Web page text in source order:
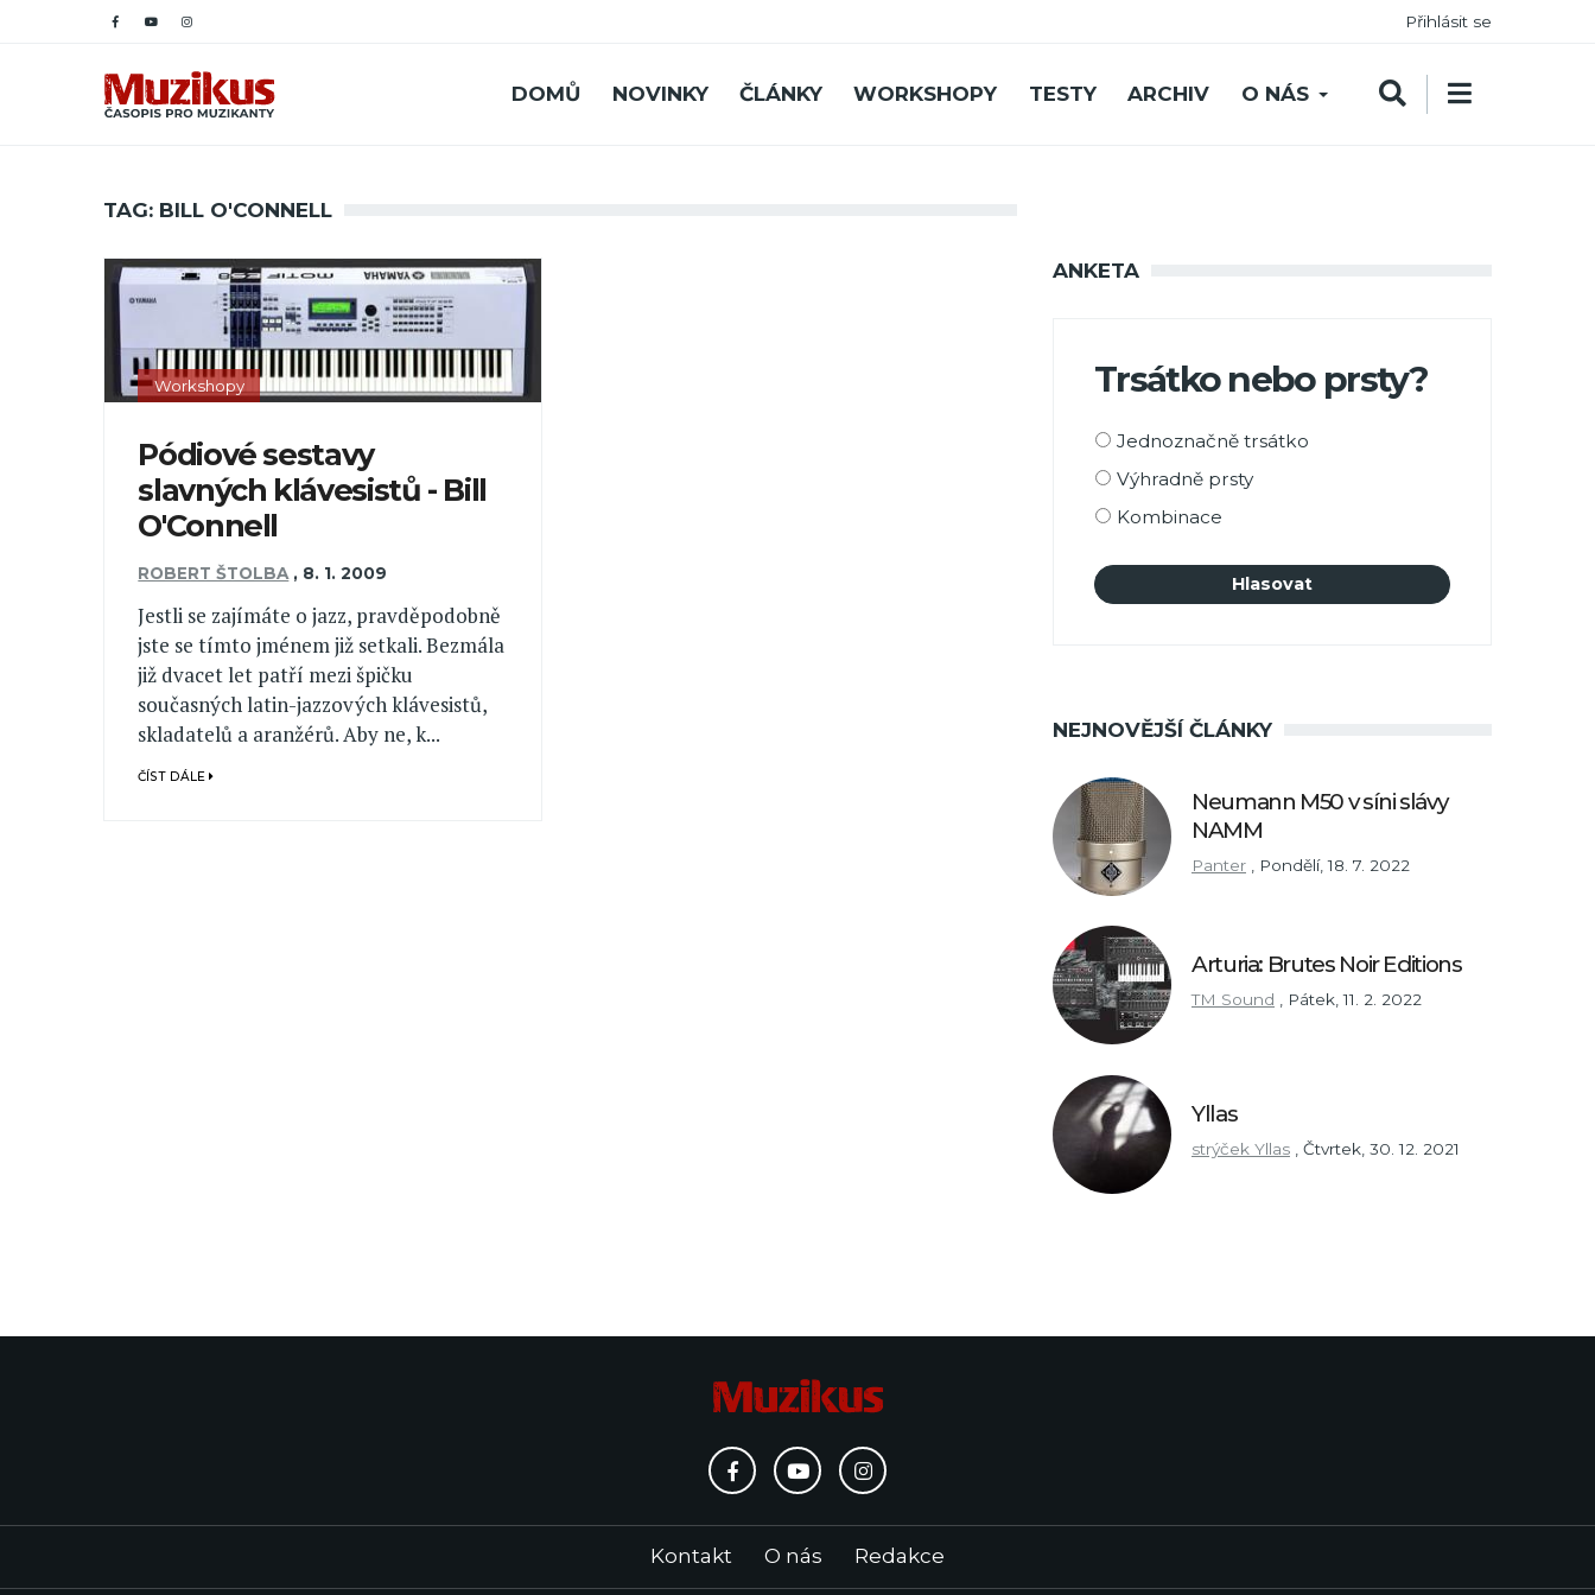
Přihlásit se
DOMŮ NOVINKY ČLÁNKY WORKSHOPY TESTY ARCHIV O NÁS
TAG: BILL O'CONNELL
Workshopy
Pódiové sestavy
slavných klávesistů - Bill
O'Connell
ROBERT ŠTOLBA , 8. 1. 2009
Jestli se zajímáte o jazz, pravděpodobně
jste se tímto jménem již setkali. Bezmála
již dvacet let patří mezi špičku
současných latin-jazzových klávesistů,
skladatelů a aranžérů. Aby ne, k...
ČÍST DÁLE
ANKETA
Trsátko nebo prsty?
Možnosti
Jednoznačně trsátko
Výhradně prsty
Kombinace
NEJNOVĚJŠÍ ČLÁNKY
Neumann M50 v síni slávy
NAMM
Panter Pondělí, 18. 7. 2022
Arturia: Brutes Noir Editions
TM Sound Pátek, 11. 2. 2022
Yllas
strýček Yllas Čtvrtek, 30. 12. 2021
Kontakt O nás Redakce